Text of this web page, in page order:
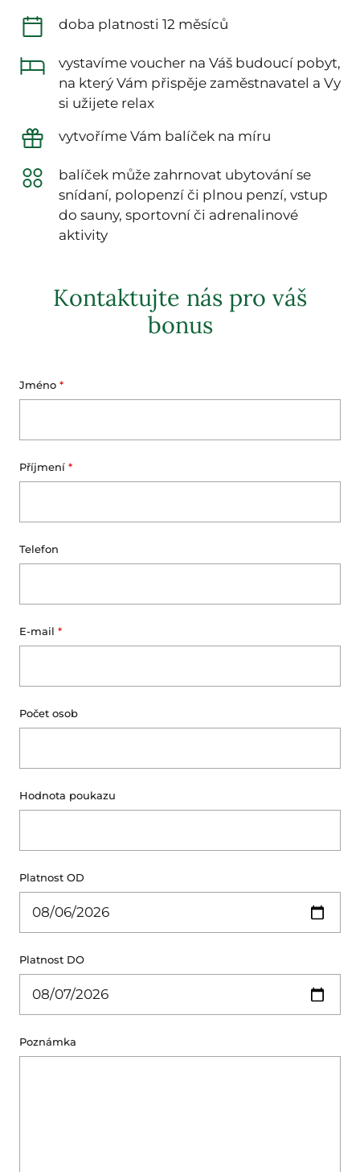
doba platnosti 12 měsíců
vystavíme voucher na Váš budoucí pobyt,
na který Vám přispěje zaměstnavatel a Vy
si užijete relax
vytvoříme Vám balíček na míru
balíček může zahrnovat ubytování se
snídaní, polopenzí či plnou penzí, vstup
do sauny, sportovní či adrenalinové
aktivity
Kontaktujte nás pro váš
bonus
Jméno
Příjmení
Telefon
E-mail
Počet osob
Hodnota poukazu
Platnost OD
Platnost DO
Poznámka